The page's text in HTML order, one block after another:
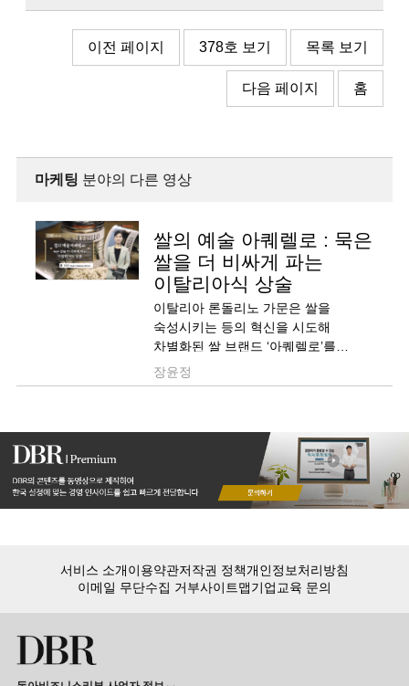
이전 페이지 378호 보기 목록 보기
다음 페이지 홈
마케팅 분야의 다른 영상
쌀의 예술 아퀘렐로 : 묵은
쌀을 더 비싸게 파는
이탈리아식 상술
이탈리아 론돌리노 가문은 쌀을
숙성시키는 등의 혁신을 시도해
차별화된 쌀 브랜드 ‘아퀘렐로’를
만들어냈다.
장윤정
서비스 소개이용약관저작권 정책개인정보처리방침
이메일 무단수집 거부사이트맵기업교육 문의